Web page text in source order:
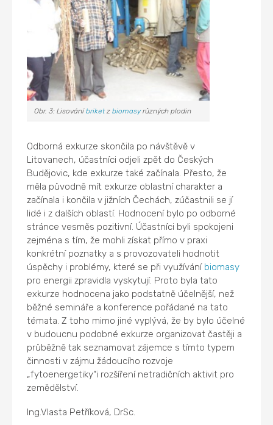
Obr. 3: Lisováníbriketzbiomasyrůzných plodin
Odborná exkurze skončila po návštěvě v
Litovanech, účastníci odjeli zpět do Českých
Budějovic, kde exkurze také začínala. Přesto, že
měla původně mít exkurze oblastní charakter a
začínala i končila v jižních Čechách, zúčastnili se jí
lidé i z dalších oblastí. Hodnocení bylo po odborné
stránce vesměs pozitivní. Účastníci byli spokojeni
zejména s tím, že mohli získat přímo v praxi
konkrétní poznatky a s provozovateli hodnotit
úspěchy i problémy, které se při využívání biomasy
pro energii zpravidla vyskytují. Proto byla tato
exkurze hodnocena jako podstatně účelnější, než
běžné semináře a konference pořádané na tato
témata. Z toho mimo jiné vyplývá, že by bylo účelné
v budoucnu podobné exkurze organizovat častěji a
průběžně tak seznamovat zájemce s tímto typem
činnosti v zájmu žádoucího rozvoje
„fytoenergetiky“i rozšíření netradičních aktivit pro
zemědělství.
Ing.Vlasta Petříková, DrSc.